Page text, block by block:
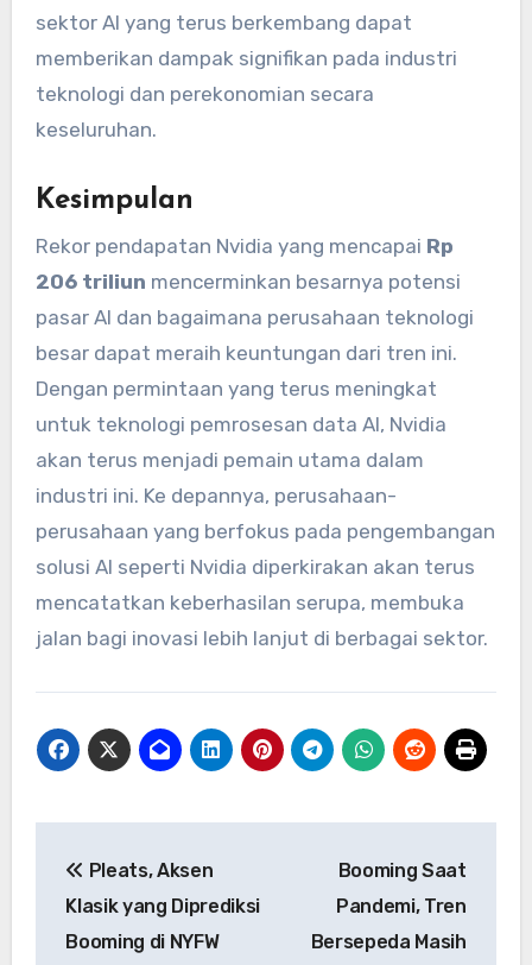
sektor AI yang terus berkembang dapat
memberikan dampak signifikan pada industri
teknologi dan perekonomian secara
keseluruhan.
Kesimpulan
Rekor pendapatan Nvidia yang mencapai Rp
206 triliun mencerminkan besarnya potensi
pasar AI dan bagaimana perusahaan teknologi
besar dapat meraih keuntungan dari tren ini.
Dengan permintaan yang terus meningkat
untuk teknologi pemrosesan data AI, Nvidia
akan terus menjadi pemain utama dalam
industri ini. Ke depannya, perusahaan-
perusahaan yang berfokus pada pengembangan
solusi AI seperti Nvidia diperkirakan akan terus
mencatatkan keberhasilan serupa, membuka
jalan bagi inovasi lebih lanjut di berbagai sektor.
pos
Pleats, Aksen
Klasik yang Diprediksi
Booming di NYFW
Booming Saat
Pandemi, Tren
Bersepeda Masih